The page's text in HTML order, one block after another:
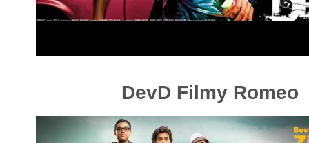
DevD Filmy Romeo